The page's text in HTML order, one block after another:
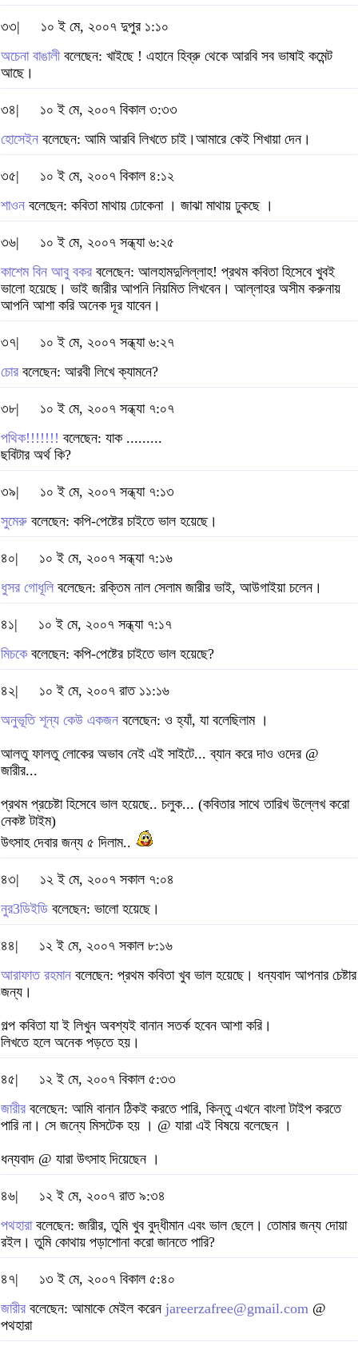
৩৩|
১০ ই মে, ২০০৭ দুপুর ১:১০
অচেনা বাঙালীবলেছেন: খাইছে ! এহানে হিব্রু থেকে আরবি সব ভাষাই কমেন্ট
আছে।
৩৪|
১০ ই মে, ২০০৭ বিকাল ৩:৩৩
হোসেইন বলেছেন: আমি আরবি লিখতে চাই।আমারে কেই শিখায়া দেন।
৩৫|
১০ ই মে, ২০০৭ বিকাল ৪:১২
শাওন বলেছেন: কবিতা মাথায় ঢোকেনা । জাঝা মাথায় ঢুকছে ।
৩৬|
১০ ই মে, ২০০৭ সন্ধ্যা ৬:২৫
কাশেম বিন আবু বকর বলেছেন: আলহামদুলিল্লাহ! প্রথম কবিতা হিসেবে খুবই
ভালো হয়েছে। ভাই জারীর আপনি নিয়মিত লিখবেন। আল্লাহর অসীম করুনায়
আপনি আশা করি অনেক দূর যাবেন।
৩৭|
১০ ই মে, ২০০৭ সন্ধ্যা ৬:২৭
চোর বলেছেন: আরবী লিখে ক্যামনে?
৩৮|
১০ ই মে, ২০০৭ সন্ধ্যা ৭:০৭
পথিক!!!!!!! বলেছেন: যাক .........
ছবিটার অর্থ কি?
৩৯|
১০ ই মে, ২০০৭ সন্ধ্যা ৭:১৩
সুমেরু বলেছেন: কপি-পেষ্টের চাইতে ভাল হয়েছে।
৪০|
১০ ই মে, ২০০৭ সন্ধ্যা ৭:১৬
ধুসর গোধূলি বলেছেন: রক্তিম নাল সেলাম জারীর ভাই, আউগাইয়া চলেন।
৪১|
১০ ই মে, ২০০৭ সন্ধ্যা ৭:১৭
মিচকেবলেছেন: কপি-পেষ্টের চাইতে ভাল হয়েছে?
৪২|
১০ ই মে, ২০০৭ রাত ১১:১৬
অনুভূতি শূন্য কেউ একজন বলেছেন: ও হ্যাঁ, যা বলেছিলাম ।
আলতু ফালতু লোকের অভাব নেই এই সাইটে... ব্যান করে দাও ওদের @
জারীর...
প্রথম প্রচেষ্টা হিসেবে ভাল হয়েছে.. চলুক... (কবিতার সাথে তারিখ উল্লেখ করো
নেকষ্ট টাইম)
উৎসাহ দেবার জন্য ৫ দিলাম..
৪৩|
১২ ই মে, ২০০৭ সকাল ৭:০৪
নুর3ডিইডি বলেছেন: ভালো হয়েছে।
৪৪|
১২ ই মে, ২০০৭ সকাল ৮:১৬
আরাফাত রহমান বলেছেন: প্রথম কবিতা খুব ভাল হয়েছে। ধন্যবাদ আপনার চেষ্টার
জন্য।
গল্প কবিতা যা ই লিখুন অবশ্যই বানান সতর্ক হবেন আশা করি।
লিখতে হলে অনেক পড়তে হয়।
৪৫|
১২ ই মে, ২০০৭ বিকাল ৫:৩৩
জারীর বলেছেন: আমি বানান ঠিকই করতে পারি, কিন্তু এখনে বাংলা টাইপ করতে
পারি না। সে জন্যে মিসটেক হয় । @ যারা এই বিষয়ে বলেছেন ।
ধন্যবাদ @ যারা উৎসাহ দিয়েছেন ।
৪৬|
১২ ই মে, ২০০৭ রাত ৯:৩৪
পথহারাবলেছেন: জারীর, তুমি খুব বুদ্ধীমান এবং ভাল ছেলে। তোমার জন্য দোয়া
রইল। তুমি কোথায় পড়াশোনা করো জানতে পারি?
৪৭|
১৩ ই মে, ২০০৭ বিকাল ৫:৪০
জারীর বলেছেন: আমাকে মেইল করেন jareerzafree@gmail.com @
পথহারা